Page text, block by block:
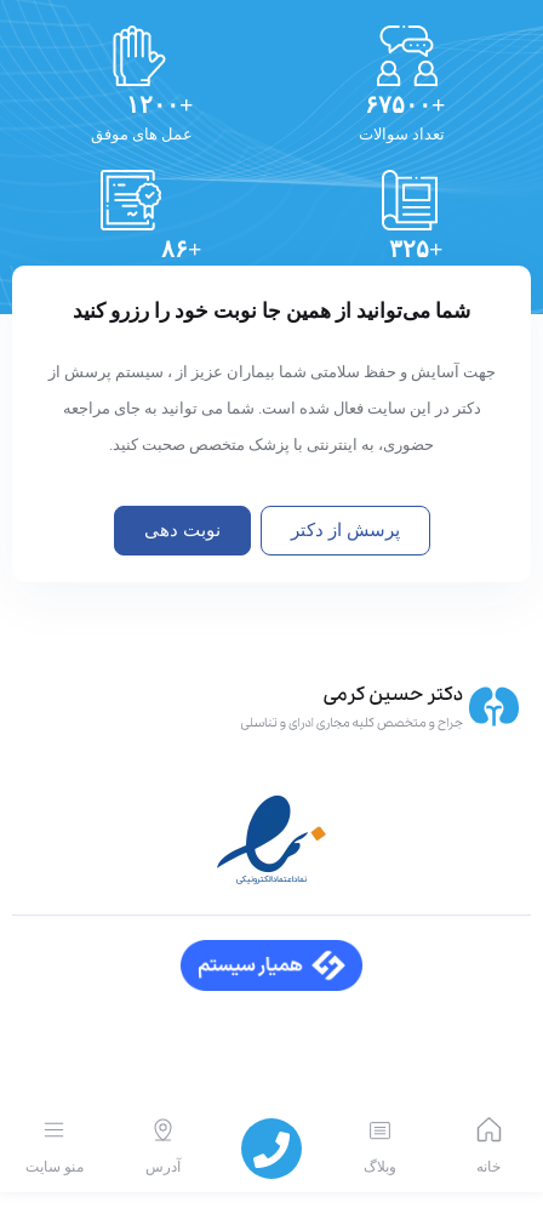
+۶۷۵۰۰
تعداد سوالات
+۱۲۰۰
عمل های موفق
+۳۲۵ +۸۶
شما می‌توانید از همین جا نوبت خود را رزرو کنید
جهت آسایش و حفظ سلامتی شما بیماران عزیز از ، سیستم پرسش از
دکتر در این سایت فعال شده است. شما می توانید به جای مراجعه
حضوری، به اینترنتی با پزشک متخصص صحبت کنید.
پرسش از دکتر نوبت دهی
خانه وبلاگ آدرس منو سایت